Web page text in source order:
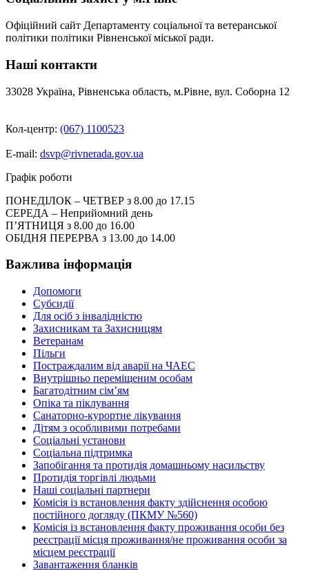
Офіційний сайт Департаменту соціальної та ветеранської
політики політики Рівненської міської ради.
Наші контакти
33028 Україна, Рівненська область, м.Рівне, вул. Соборна 12
Кол-центр: (067) 1100523
E-mail: dsvp@rivnerada.gov.ua
Графік роботи
ПОНЕДІЛОК – ЧЕТВЕР з 8.00 до 17.15
СЕРЕДА – Неприйомний день
П’ЯТНИЦЯ з 8.00 до 16.00
ОБІДНЯ ПЕРЕРВА з 13.00 до 14.00
Важлива інформація
Допомоги
Субсидії
Для осіб з інвалідністю
Захисникам та Захисницям
Ветеранам
Пільги
Постраждалим від аварії на ЧАЕС
Внутрішньо переміщеним особам
Багатодітним сім’ям
Опіка та піклування
Санаторно-курортне лікування
Дітям з особливими потребами
Соціальні установи
Соціальна підтримка
Запобігання та протидія домашньому насильству
Протидія торгівлі людьми
Наші соціальні партнери
Комісія із встановлення факту здійснення особою
постійного догляду (ПКМУ №560)
Комісія із встановлення факту проживання особи без
реєстрації місця проживання/не проживання особи за
місцем реєстрації
Завантаження бланків